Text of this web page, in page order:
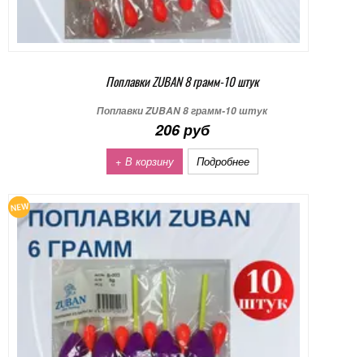
Поплавки ZUBAN 8 грамм-10 штук
Поплавки ZUBAN 8 грамм-10 штук
206 руб
+ В корзину Подробнее